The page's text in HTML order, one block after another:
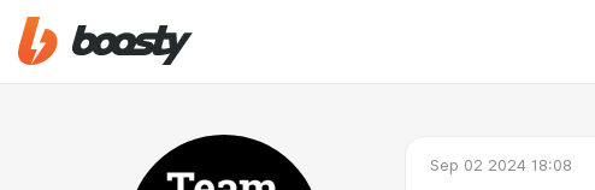
Sep 02 2024 18:08